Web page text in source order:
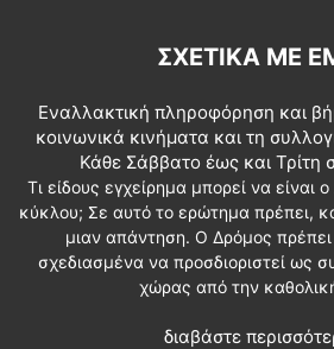
ΣΧΕΤΙΚΆ ΜΕ
Εναλλακτική πληροφόρηση και
κοινωνικά κινήματα και τη
Κάθε Σάββατο έως και Τρίτη
Τι είδους εγχείρημα μπορεί να είναι
κύκλου; Σε αυτό το ερώτημα πρέπει,
μιαν απάντηση. Ο Δρόμος πρέπει
σχεδιασμένα να προσδιοριστεί ως
χώρας από την
διαβάστε